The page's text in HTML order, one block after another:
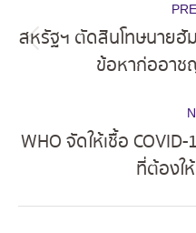
navigation
สหรัฐฯ ตัดสินโทษนายฮัม
ข้อหาก่ออาช
WHO จัดให้เชื้อ
ที่ต้องใ